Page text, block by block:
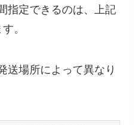
指定できるのは、上記
。
送場所によって異なり